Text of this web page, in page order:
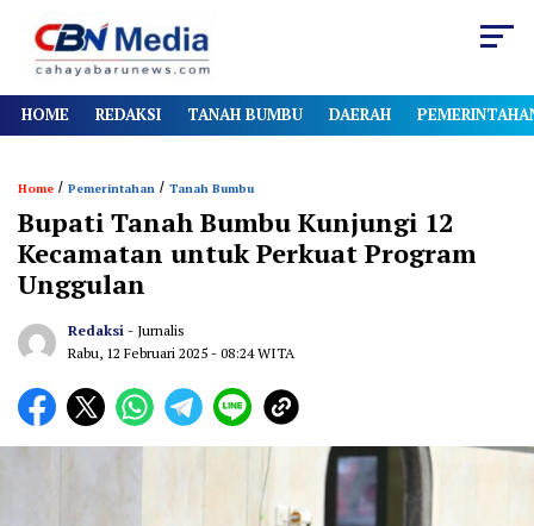
HOME REDAKSI TANAH BUMBU DAERAH
Home / Pemerintahan / Tanah Bumbu
Bupati Tanah Bumbu Kunjungi 12
Kecamatan untuk Perkuat Program
Unggulan
Redaksi - Jurnalis
Rabu, 12 Februari 2025 - 08:24 WITA